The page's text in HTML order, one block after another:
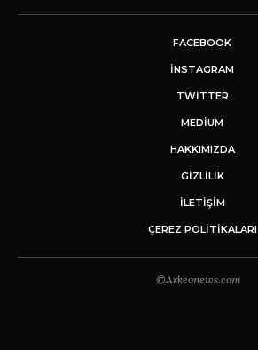
FACEBOOK
INSTAGRAM
TWITTER
MEDIUM
HAKKIMIZDA
GİZLİLİK
İLETIŞIM
ÇEREZ POLITIKALARI
©Arkeonews.com